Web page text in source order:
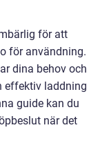
för att
för användning.
dina behov och
effektiv laddning
guide kan du
när det